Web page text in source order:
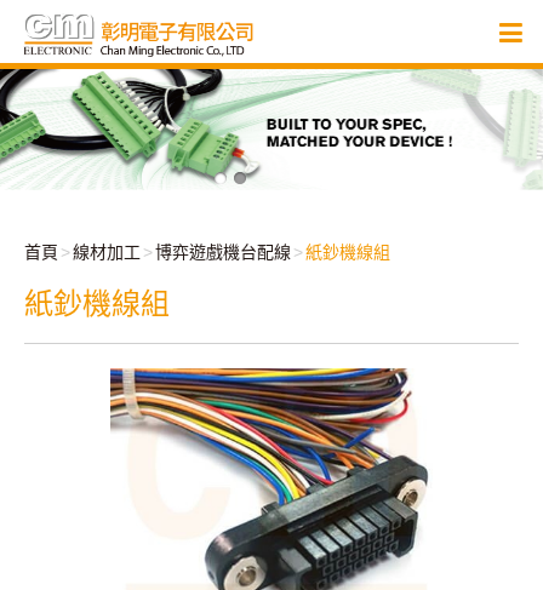
首頁 線材加工 博弈遊戲機台配線 紙鈔機線組
紙鈔機線組